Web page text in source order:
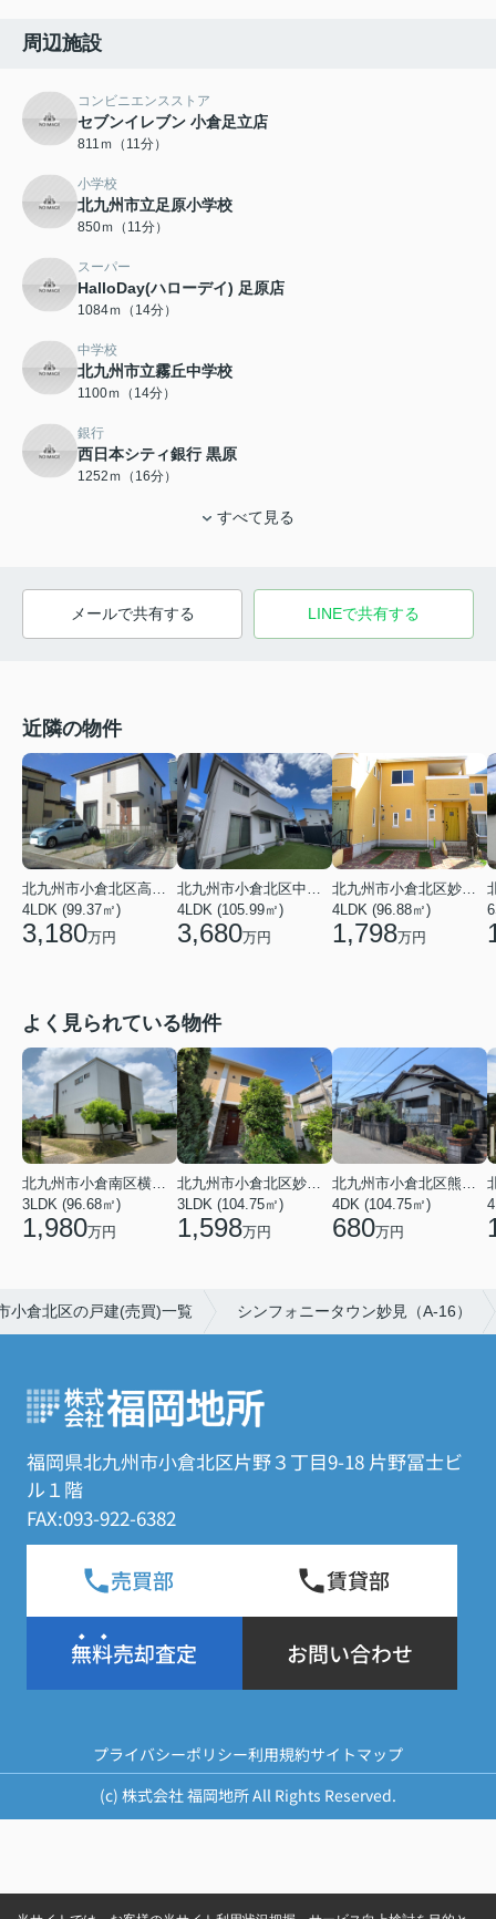
周辺施設
コンビニエンスストア
セブンイレブン 小倉足立店
811ｍ（11分）
小学校
北九州市立足原小学校
850ｍ（11分）
スーパー
HalloDay(ハローデイ) 足原店
1084ｍ（14分）
中学校
北九州市立霧丘中学校
1100ｍ（14分）
銀行
西日本シティ銀行 黒原
1252ｍ（16分）
すべて見る
メールで共有する LINEで共有する
近隣の物件
北九州市小倉北区高坊２丁目
4LDK (99.37㎡)
3,180万円
北九州市小倉北区中井５丁目
4LDK (105.99㎡)
3,680万円
北九州市小倉北区妙見町
4LDK (96.88㎡)
1,798万円
よく見られている物件
北九州市小倉南区横代東町２丁目
3LDK (96.68㎡)
1,980万円
北九州市小倉北区妙見町
3LDK (104.75㎡)
1,598万円
北九州市小倉北区熊谷４丁目
4DK (104.75㎡)
680万円
小倉北区の戸建(売買)一覧 シンフォニータウン妙見（A-16）
福岡県北九州市小倉北区片野３丁目9-18 片野冨士ビ
ル１階
FAX:093-922-6382
売買部 賃貸部
無料売却査定 お問い合わせ
プライバシーポリシー利用規約サイトマップ
(c) 株式会社 福岡地所 All Rights Reserved.